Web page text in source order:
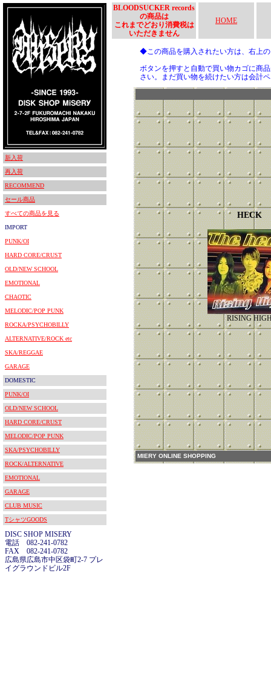
新入荷
再入荷
RECOMMEND
セール商品
すべての商品を見る
IMPORT
PUNK/OI
HARD CORE/CRUST
OLD/NEW SCHOOL
EMOTIONAL
CHAOTIC
MELODIC/POP PUNK
ROCKA/PSYCHOBILLY
ALTERNATIVE/ROCK etc
SKA/REGGAE
GARAGE
DOMESTIC
PUNK/OI
OLD/NEW SCHOOL
HARD CORE/CRUST
MELODIC/POP PUNK
SKA/PSYCHOBILLY
ROCK/ALTERNATIVE
EMOTIONAL
GARAGE
CLUB MUSIC
TシャツGOODS
DISC SHOP MISERY
電話 082-241-0782
FAX 082-241-0782
広島県広島市中区袋町2-7 プレ
イグラウンドビル2F
BLOODSUCKER records
の商品は
これまでどおり消費税は
いただきません
HOME
◆この商品を購入されたい方は、右上
ボタンを押すと自動で買い物カゴに商
さい。まだ買い物を続けたい方は会計
HECK
RISING
MIERY ONLINE SHOPPING